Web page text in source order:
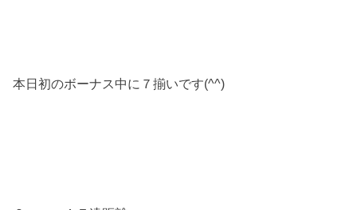
本日初のボーナス中に７揃いです(^^)